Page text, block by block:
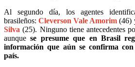
Al segundo día, los agentes
brasileños:Cleverson Vale Amorim (46)
Silva (25). Ninguno tiene antecedentes
aunque se presume que en Brasil
información que aún se confirma
país.